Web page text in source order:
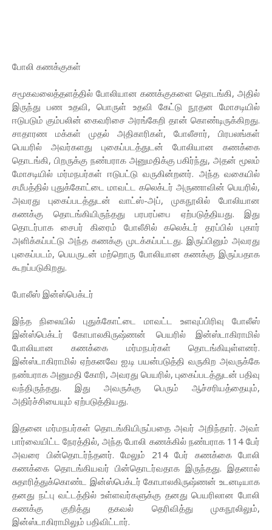
போலி கணக்குகள்
சமூகவலைத்தளத்தில் போலியான கணக்குகளை தொடங்கி, அதில்
இருந்து பண உதவி, பொருள் உதவி கேட்டு நூதன மோசடியில்
ஈடுபடும் கும்பலின் கைவரிசை அரங்கேறி தான் கொண்டிருக்கிறது.
சாதாரண மக்கள் முதல் அதிகாரிகள், போலீசார், பிரபலங்கள்
பெயரில் அவர்களது புகைப்படத்துடன் போலியான கணக்கை
தொடங்கி, பிறருக்கு நண்பராக அனுமதிக்கு பகிர்ந்து, அதன் மூலம்
மோசடியில் மர்மநபர்கள் ஈடுபட்டு வருகின்றனர். அந்த வகையில்
சமீபத்தில் புதுக்கோட்டை மாவட்ட கலெக்டர் அருணாவின் பெயரில்,
அவரது புகைப்படத்துடன் வாட்ஸ்-அப், முகநூலில் போலியான
கணக்கு தொடங்கியிருந்தது பரபரப்பை ஏற்படுத்தியது. இது
தொடர்பாக சைபர் கிரைம் போலீசில் கலெக்டர் தரப்பில் புகார்
அளிக்கப்பட்டு அந்த கணக்கு முடக்கப்பட்டது. இருப்பினும் அவரது
புகைப்படம், பெயருடன் மற்றொரு போலியான கணக்கு இருப்பதாக
கூறப்படுகிறது.
போலீஸ் இன்ஸ்பெக்டர்
இந்த நிலையில் புதுக்கோட்டை மாவட்ட உளவுப்பிரிவு போலீஸ்
இன்ஸ்பெக்டர் கோபாலகிருஷ்ணன் பெயரில் இன்ஸ்டாகிராமில்
போலியான கணக்கை மர்மநபர்கள் தொடங்கியுள்ளனர்.
இன்ஸ்டாகிராமில் ஏற்கனவே ஐ.டி பயன்படுத்தி வருகிற அவருக்கே
நண்பராக அனுமதி கோரி, அவரது பெயரில், புகைப்படத்துடன் பதிவு
வந்திருந்தது. இது அவருக்கு பெரும் ஆச்சரியத்தையும்,
அதிர்ச்சியையும் ஏற்படுத்தியது.
இதனை மர்மநபர்கள் தொடங்கியிருப்பதை அவர் அறிந்தார். அவா்
பார்வையிட்ட நேரத்தில், அந்த போலி கணக்கில் நண்பராக 114 பேர்
அவரை பின்தொடர்ந்தனர். மேலும் 214 பேர் கணக்கை போலி
கணக்கை தொடங்கியவர் பின்தொடர்வதாக இருந்தது. இதனால்
சுதாரித்துக்கொண்ட இன்ஸ்பெக்டர் கோபாலகிருஷ்ணன் உடனடியாக
தனது நட்பு வட்டத்தில் உள்ளவர்களுக்கு தனது பெயரிலான போலி
கணக்கு குறித்து தகவல் தெரிவித்து முகநூலிலும்,
இன்ஸ்டாகிராமிலும் பதிவிட்டார்.